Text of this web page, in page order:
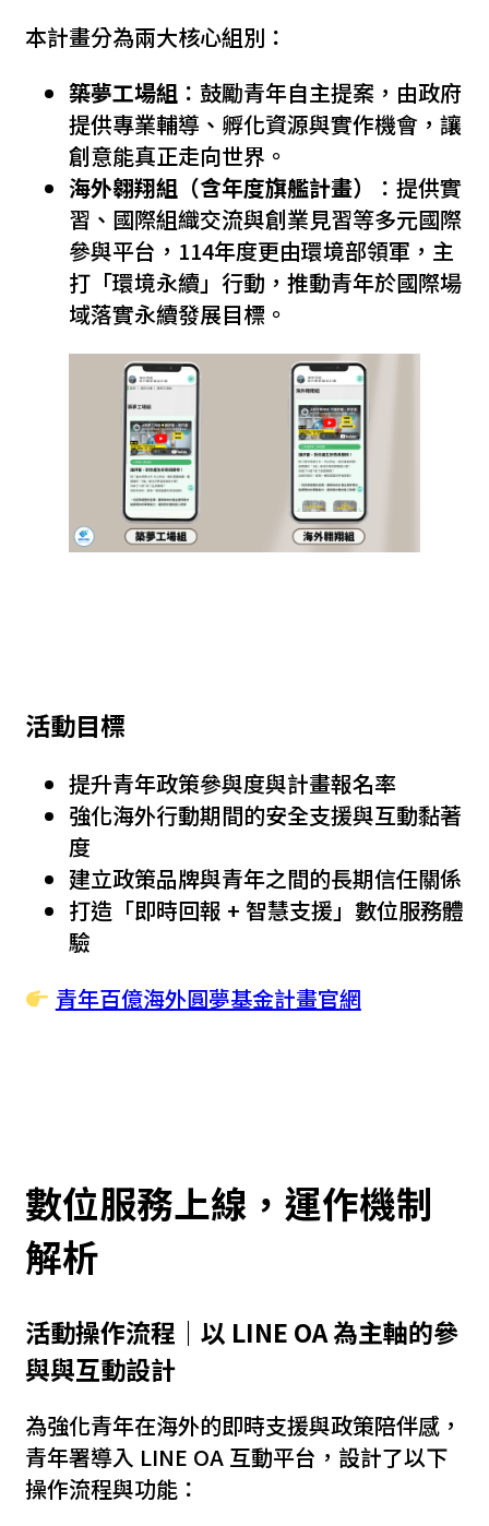
本計畫分為兩大核心組別：
築夢工場組 ：鼓勵青年自主提案，由政府
提供專業輔導、孵化資源與實作機會，讓
創意能真正走向世界。
海外翱翔組（含年度旗艦計畫）
：提供實
習、國際組織交流與創業見習等多元國際
參與平台，114年度更由環境部領軍，主
打「環境永續」行動，推動青年於國際場
域落實永續發展目標。
活動目標
提升青年政策參與度與計畫報名率
強化海外行動期間的安全支援與互動黏著
度
建立政策品牌與青年之間的長期信任關係
打造「即時回報 + 智慧支援」數位服務體
驗
青年百億海外圓夢基金計畫官網
數位服務上線，運作機制
解析
活動操作流程｜以 LINE OA 為主軸的參
與與互動設計
為強化青年在海外的即時支援與政策陪伴感，
青年署導入 LINE OA 互動平台，設計了以下
操作流程與功能：